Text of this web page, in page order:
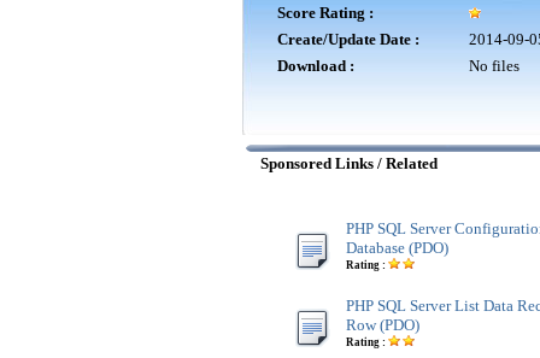
Score Rating :
Create/Update Date :
2014-09-
Download :
No files
Sponsored Links / Related
PHP SQL Server
Database (PDO)
Rating :
PHP SQL Server List Data
Row (PDO)
Rating :